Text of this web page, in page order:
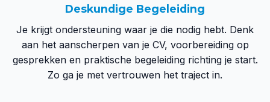
Deskundige Begeleiding
Je krijgt ondersteuning waar je die nodig hebt. Denk
aan het aanscherpen van je CV, voorbereiding op
gesprekken en praktische begeleiding richting je start.
Zo ga je met vertrouwen het traject in.